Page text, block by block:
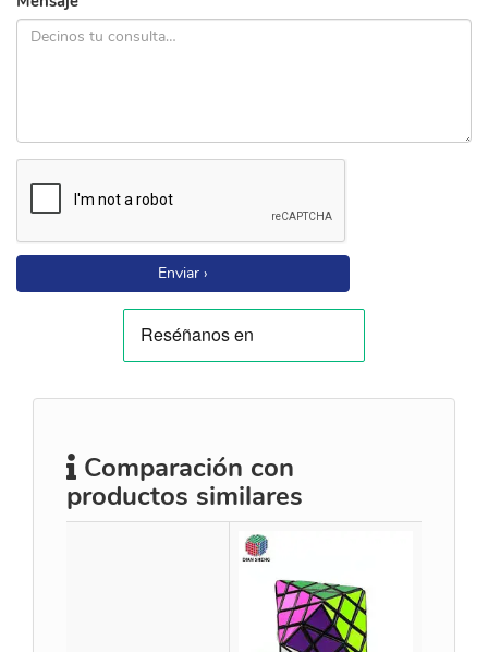
Enviar ›
Comparación con
productos similares